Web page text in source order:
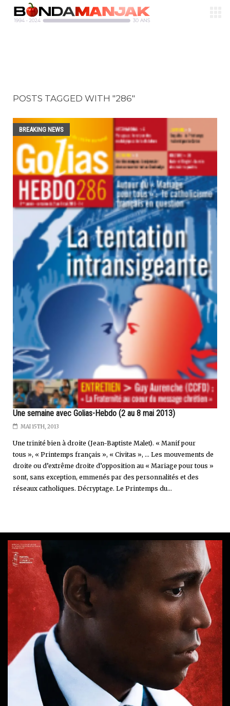
POSTS TAGGED WITH "286"
BREAKING NEWS
Une semaine avec Golias-Hebdo (2 au 8 mai 2013)
MAI 15TH, 2013
Une trinité bien à droite (Jean-Baptiste Malet). « Manif pour
tous », « Printemps français », « Civitas », … Les mouvements de
droite ou d’extrême droite d’opposition au « Mariage pour tous »
sont, sans exception, emmenés par des personnalités et des
réseaux catholiques. Décryptage. Le Printemps du...